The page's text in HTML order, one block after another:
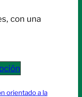
con una
orientado a la